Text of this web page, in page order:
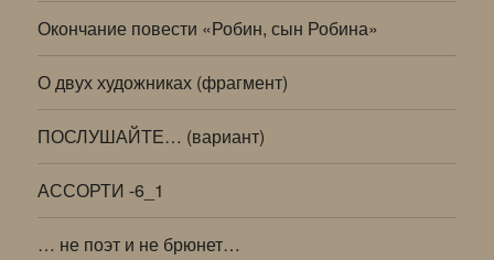
Окончание повести «Робин, сын Робина»
О двух художниках (фрагмент)
ПОСЛУШАЙТЕ… (вариант)
АССОРТИ -6_1
… не поэт и не брюнет…